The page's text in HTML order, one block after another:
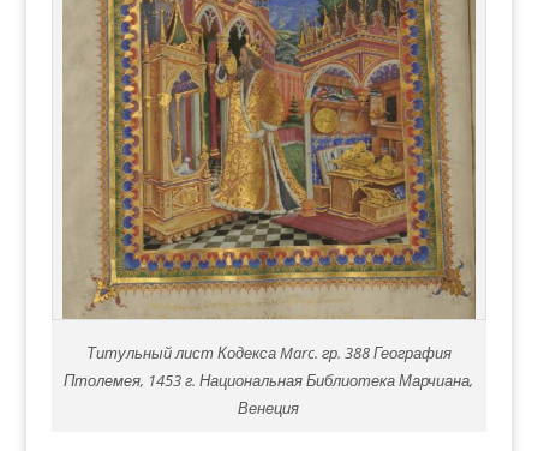
Титульный лист Кодекса Marc. гр. 388 География
Птолемея, 1453 г. Национальная Библиотека Марчиана,
Венеция